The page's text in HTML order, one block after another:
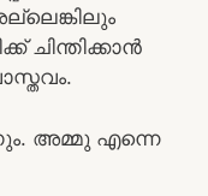
ചിന്തിക്കാൻ
അമ്മു എന്നെ